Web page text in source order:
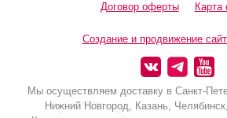
Договор оферты
Карта
Создание и продвижение
Мы осуществляем доставку в Санкт-
Нижний Новгород, Казань,